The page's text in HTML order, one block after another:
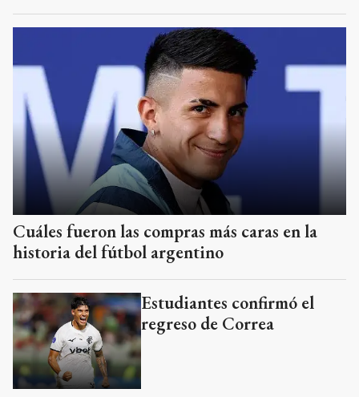
Cuáles fueron las compras más caras en la
historia del fútbol argentino
Estudiantes confirmó el
regreso de Correa